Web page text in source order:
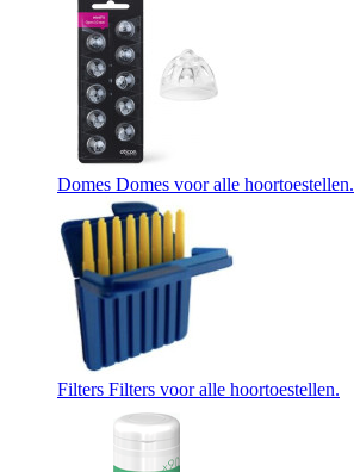
Domes Domes voor alle hoortoestellen.
Filters Filters voor alle hoortoestellen.